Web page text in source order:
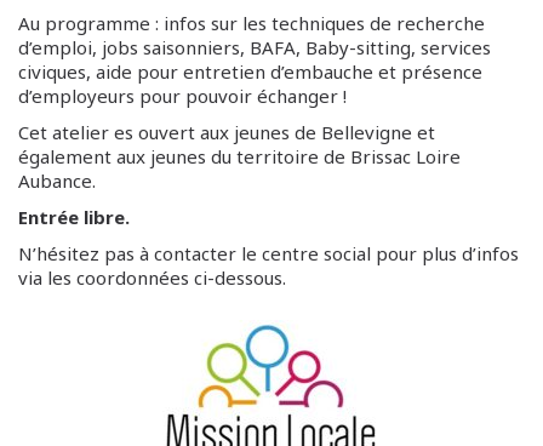
Au programme : infos sur les techniques de recherche
d’emploi, jobs saisonniers, BAFA, Baby-sitting, services
civiques, aide pour entretien d’embauche et présence
d’employeurs pour pouvoir échanger !
Cet atelier es ouvert aux jeunes de Bellevigne et
également aux jeunes du territoire de Brissac Loire
Aubance.
Entrée libre.
N’hésitez pas à contacter le centre social pour plus d’infos
via les coordonnées ci-dessous.